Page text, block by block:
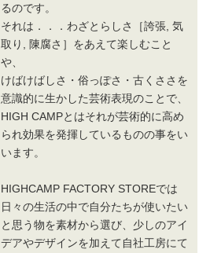
るのです。
それは．．．わざとらしさ［誇張, 気
取り, 陳腐さ］をあえて楽しむこと
や、
けばけばしさ・俗っぽさ・古くささを
意識的に生かした芸術表現のことで、
HIGH CAMPとはそれが芸術的に高め
られ効果を発揮しているものの事をい
います。
HIGHCAMP FACTORY STOREでは
日々の生活の中で自分たちが使いたい
と思う物を素材から選び、少しのアイ
デアやデザインを加えて自社工房にて